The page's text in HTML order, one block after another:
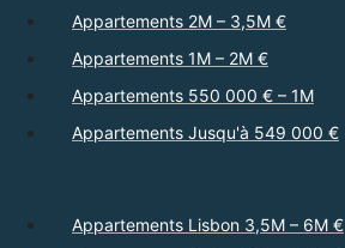
Appartements 2M – 3,5M €
Appartements 1M – 2M €
Appartements 550 000 € – 1M
Appartements Jusqu'à 549 000 €
Appartements Lisbon 3,5M – 6M €